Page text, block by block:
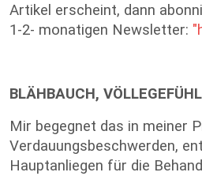
Artikel erscheint, dann
1-2- monatigen Newsletter:
BLÄHBAUCH,
Mir begegnet das in meiner
Verdauungsbeschwerden,
Hauptanliegen für die